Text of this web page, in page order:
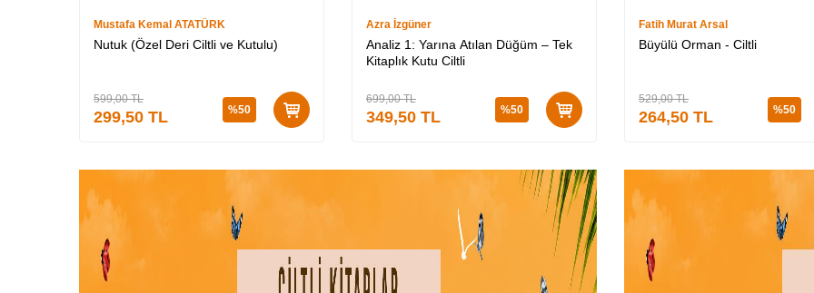
Mustafa Kemal ATATÜRK
Nutuk (Özel Deri Ciltli ve Kutulu)
599,00TL
299,50 TL %50
Azra İzgüner
Analiz 1: Yarına Atılan Düğüm – Tek
Kitaplık Kutu Ciltli
699,00TL
349,50 TL %50
Fatih Murat Arsal
Büyülü Orman - Ciltli
529,00TL
264,50 TL %50